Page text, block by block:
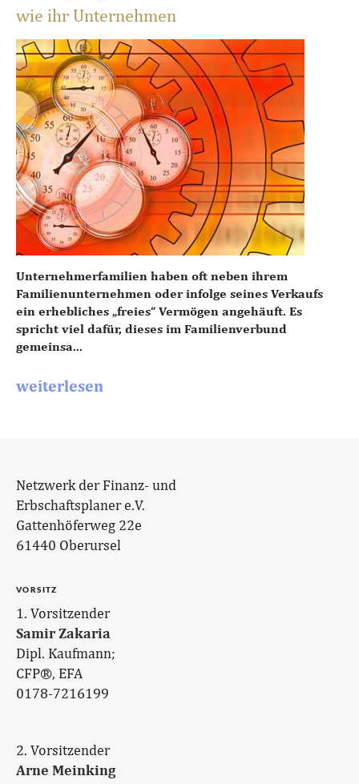
wie ihr Unternehmen
Unternehmerfamilien haben oft neben ihrem
Familienunternehmen oder infolge seines Verkaufs
ein erhebliches „freies“ Vermögen angehäuft. Es
spricht viel dafür, dieses im Familienverbund
gemeinsa...
weiterlesen
Netzwerk der Finanz- und
Erbschaftsplaner e.V.
Gattenhöferweg 22e
61440 Oberursel
VORSITZ
1. Vorsitzender
Samir Zakaria
Dipl. Kaufmann;
CFP®, EFA
0178-7216199
2. Vorsitzender
Arne Meinking